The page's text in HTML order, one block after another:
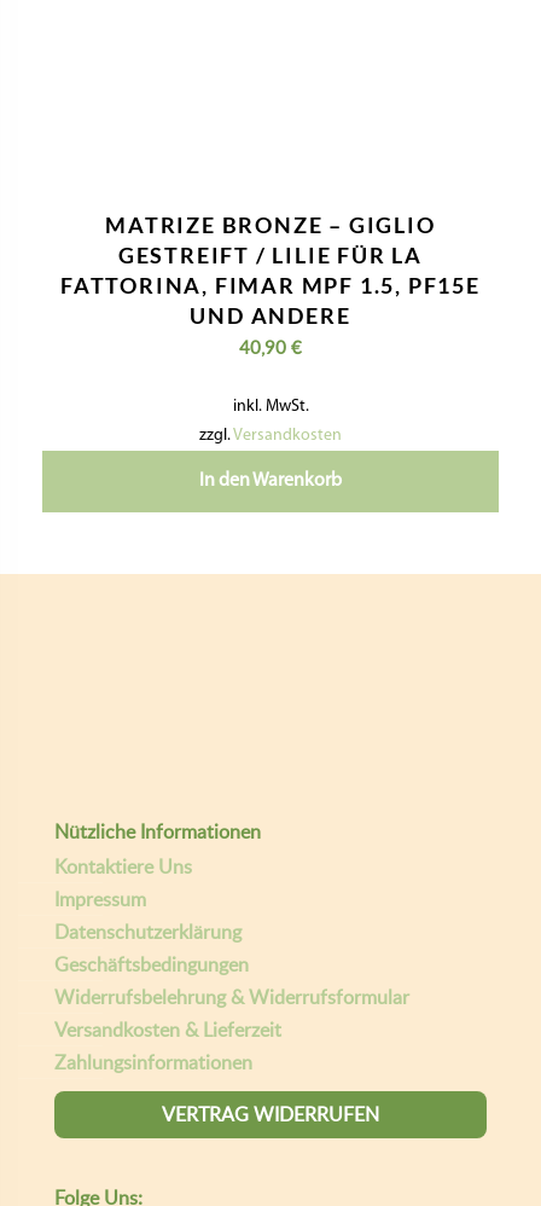
MATRIZE BRONZE – GIGLIO
GESTREIFT / LILIE FÜR LA
FATTORINA, FIMAR MPF 1.5, PF15E
UND ANDERE
40,90 €
inkl. MwSt.
zzgl.Versandkosten
In den Warenkorb
Nützliche Informationen
Kontaktiere Uns
Impressum
Datenschutzerklärung
Geschäftsbedingungen
Widerrufsbelehrung & Widerrufsformular
Versandkosten & Lieferzeit
Zahlungsinformationen
VERTRAG WIDERRUFEN
Folge Uns: